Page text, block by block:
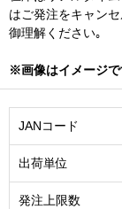
はご発注をキャン
御理解ください｡
※画像はイメージで
JANコード
出荷単位
発注上限数